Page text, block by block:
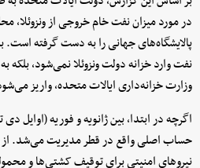
در مورد میزان نفت خام خروجی از ونزوئلا،
پالایشگاه‌های جهانی را به دست گرفته است.
نفت وارد خزانه دولت ونزوئلا نمی‌شود،
وزارت خزانه‌داری ایالات متحده، واریز
اگرچه در ابتدا، بین ژانویه و فوریه (اوایل
حساب اصلی واقع در قطر مدیریت می‌شد. از
نیروهای امنیتی برای توقیف کشتی‌ها و